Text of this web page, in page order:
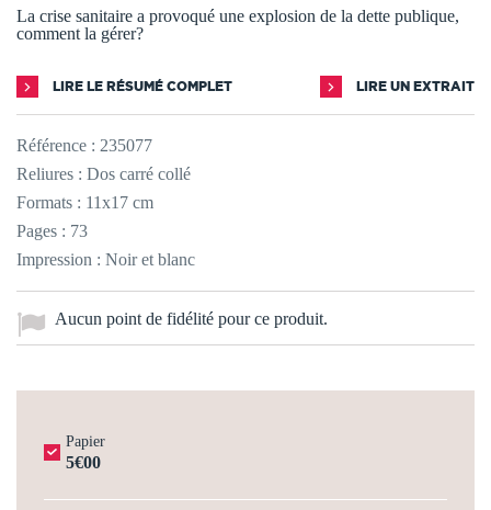
La crise sanitaire a provoqué une explosion de la dette publique,
comment la gérer?
LIRE LE RÉSUMÉ COMPLET LIRE UN EXTRAIT
Référence : 235077
Reliures : Dos carré collé
Formats : 11x17 cm
Pages : 73
Impression : Noir et blanc
Aucun point de fidélité pour ce produit.
Papier
5€00